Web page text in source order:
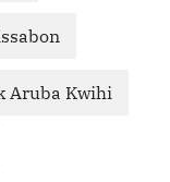
Aruba Kwihi